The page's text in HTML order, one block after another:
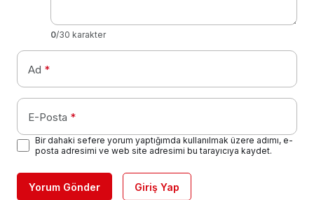
0/30 karakter
Ad *
E-Posta *
Bir dahaki sefere yorum yaptığımda kullanılmak üzere adımı, e-
posta adresimi ve web site adresimi bu tarayıcıya kaydet.
Yorum Gönder Giriş Yap